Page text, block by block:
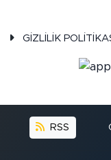
GİZLİLİK
RSS